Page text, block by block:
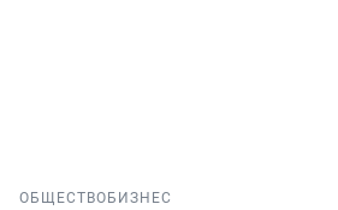
ОБЩЕСТВО БИЗНЕС